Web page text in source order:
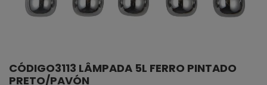
CÓDIGO3113 LÂMPADA 5L FERRO PINTADO
PRETO/PAVÓN